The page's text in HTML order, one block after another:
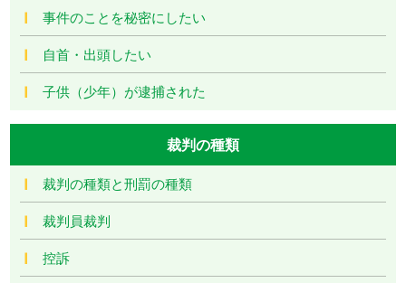
事件のことを秘密にしたい
自首・出頭したい
子供（少年）が逮捕された
裁判の種類
裁判の種類と刑罰の種類
裁判員裁判
控訴